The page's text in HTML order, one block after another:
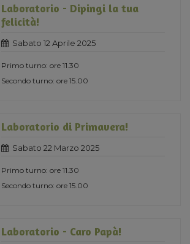
Laboratorio - Dipingi la tua
felicità!
Sabato 12 Aprile 2025
Primo turno: ore 11.30
Secondo turno: ore 15.00
Laboratorio di Primavera!
Sabato 22 Marzo 2025
Primo turno: ore 11.30
Secondo turno: ore 15.00
Laboratorio - Caro Papà!